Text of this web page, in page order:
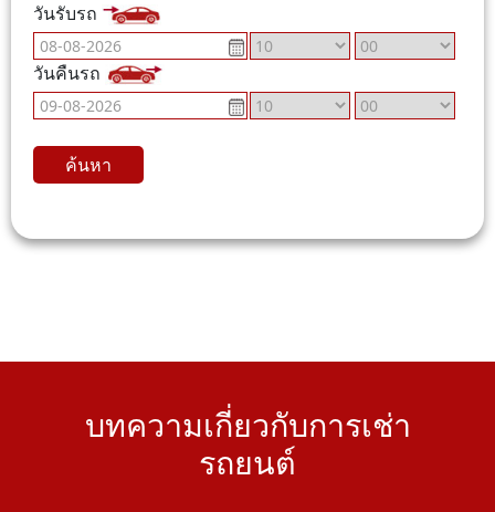
วันรับรถ
วันคืนรถ
ค้นหา
บทความเกี่ยวกับการเช่า
รถยนต์